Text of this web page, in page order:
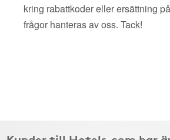
kring rabattkoder eller ersättning
frågor hanteras av oss. Tack!